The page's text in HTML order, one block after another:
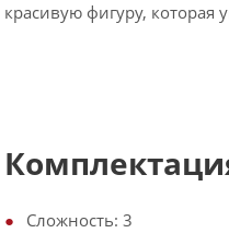
красивую фигуру, которая
Сложность: 3